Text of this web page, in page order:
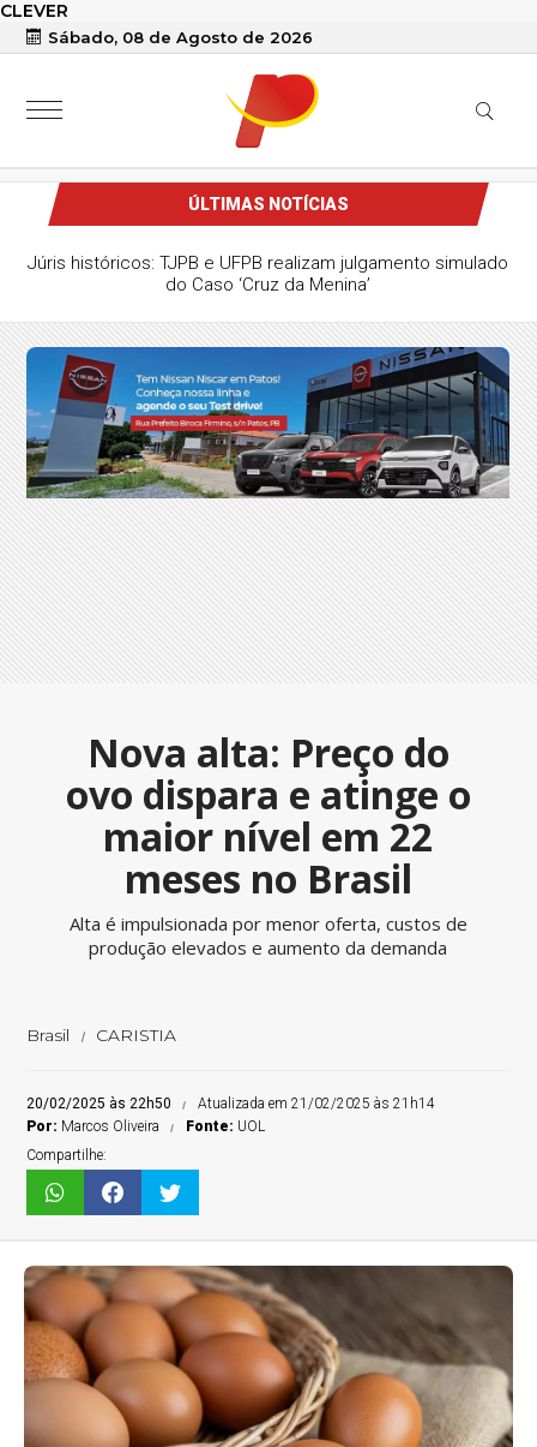
CLEVER
Sábado, 08 de Agosto de 2026
ÚLTIMAS NOTÍCIAS
Júris históricos: TJPB e UFPB realizam julgamento simulado
do Caso ‘Cruz da Menina’
Nova alta: Preço do
ovo dispara e atinge o
maior nível em 22
meses no Brasil
Alta é impulsionada por menor oferta, custos de
produção elevados e aumento da demanda
Brasil CARISTIA
20/02/2025 às 22h50
Atualizada em 21/02/2025 às 21h14
Por: Marcos Oliveira Fonte: UOL
Compartilhe: